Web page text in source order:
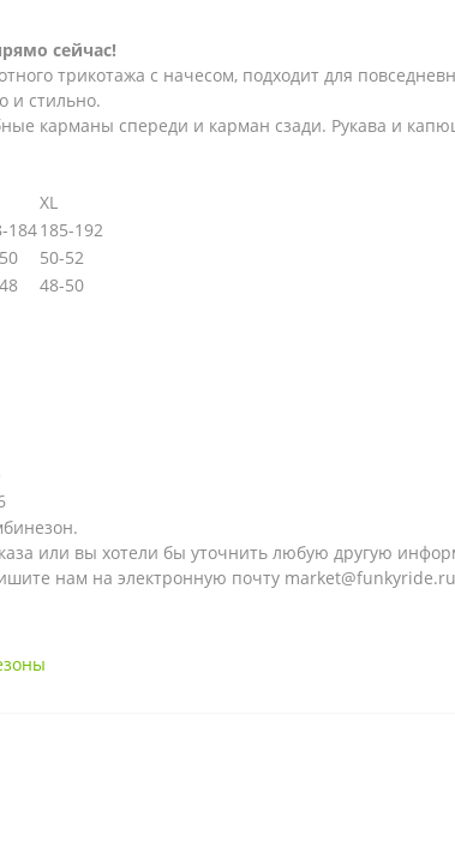
сейчас!
трикотажа с начесом, подходит для
и стильно.
карманы спереди и карман сзади. Рукава и
XL
184185-192
50-52
48-50
или вы хотели бы уточнить любую другую
нам на электронную почту